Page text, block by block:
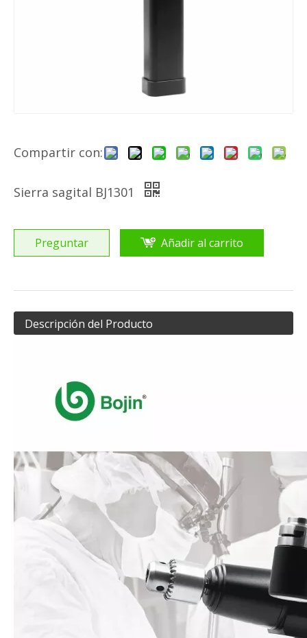
Compartir con:
Sierra sagital BJ1301
Preguntar Añadir al carrito
Descripción del Producto